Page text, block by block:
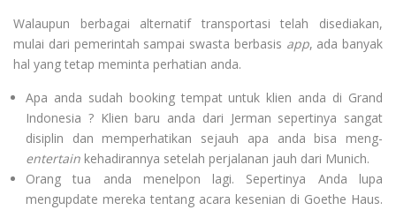
Walaupun berbagai alternatif transportasi telah disediakan,
mulai dari pemerintah sampai swasta berbasis app, ada banyak
hal yang tetap meminta perhatian anda.
Apa anda sudah booking tempat untuk klien anda di Grand
Indonesia ? Klien baru anda dari Jerman sepertinya sangat
disiplin dan memperhatikan sejauh apa anda bisa meng-
entertain kehadirannya setelah perjalanan jauh dari Munich.
Orang tua anda menelpon lagi. Sepertinya Anda lupa
mengupdate mereka tentang acara kesenian di Goethe Haus.